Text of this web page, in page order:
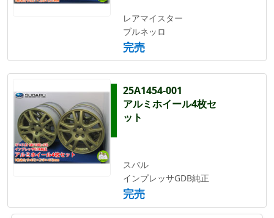
レアマイスター
ブルネッロ
完売
25A1454-001
アルミホイール4枚セ
ット
スバル
インプレッサGDB純正
完売